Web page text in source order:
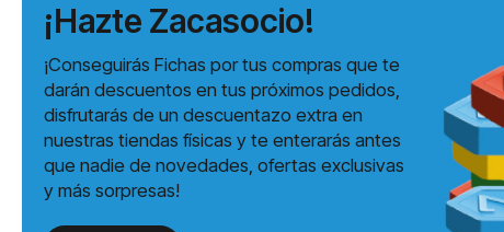
¡Hazte Zacasocio!
¡Conseguirás Fichas por tus compras que te
darán descuentos en tus próximos pedidos,
disfrutarás de un descuentazo extra en
nuestras tiendas físicas y te enterarás antes
que nadie de novedades, ofertas exclusivas
y más sorpresas!